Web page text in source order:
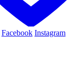
Facebook Instagram